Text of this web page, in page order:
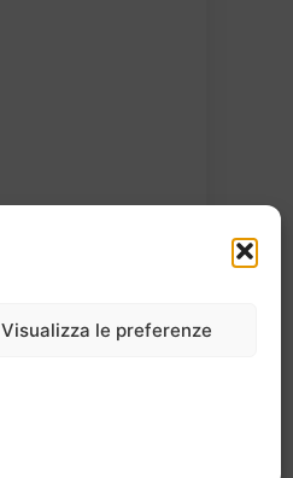
Visualizza le preferenze